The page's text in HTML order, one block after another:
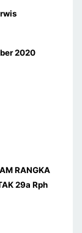
2020
RANGKA
29a Rph